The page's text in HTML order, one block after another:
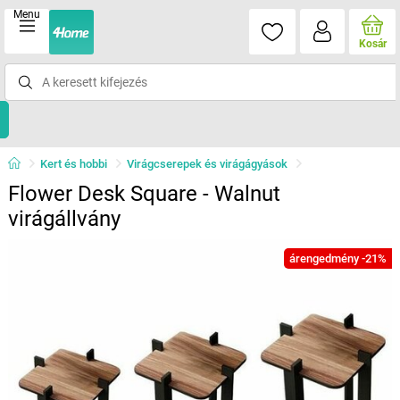
Menu
Kosár
Kert és hobbi Virágcserepek és virágágyások
Flower Desk Square - Walnut
virágállvány
árengedmény -21%